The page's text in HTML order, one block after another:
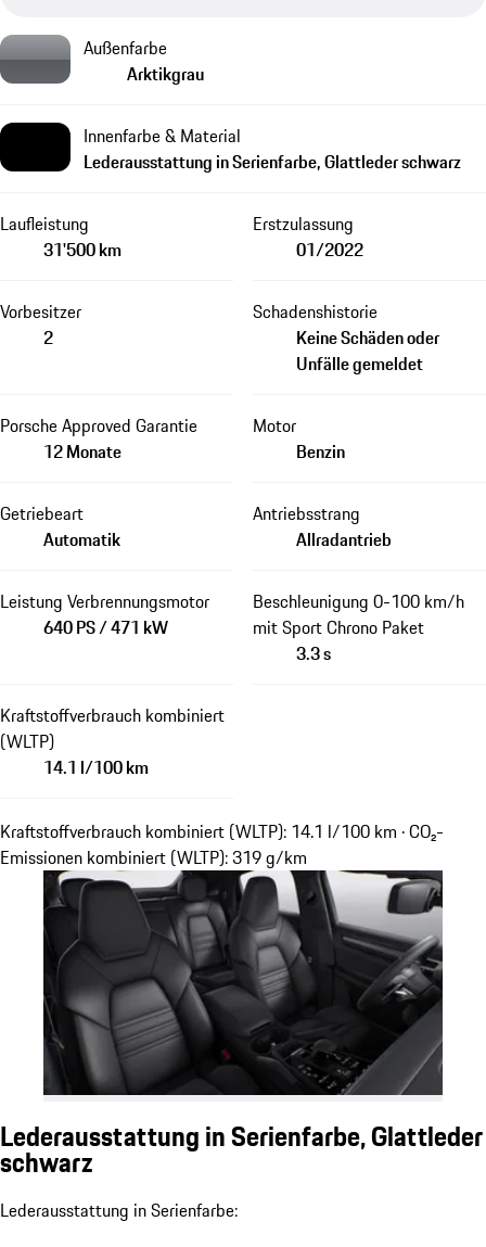
Außenfarbe
Arktikgrau
Innenfarbe & Material
Lederausstattung in Serienfarbe, Glattleder schwarz
Laufleistung
31'500 km
Erstzulassung
01/2022
Vorbesitzer
2
Schadenshistorie
Keine Schäden oder
Unfälle gemeldet
Porsche Approved Garantie
12 Monate
Motor
Benzin
Getriebeart
Automatik
Antriebsstrang
Allradantrieb
Leistung Verbrennungsmotor
640 PS / 471 kW
Beschleunigung 0-100 km/h
mit Sport Chrono Paket
3.3 s
Kraftstoffverbrauch kombiniert
(WLTP)
14.1 l/100 km
Kraftstoffverbrauch kombiniert (WLTP): 14.1 l/100 km · CO₂-
Emissionen kombiniert (WLTP): 319 g/km
Lederausstattung in Serienfarbe, Glattleder
schwarz
Lederausstattung in Serienfarbe: